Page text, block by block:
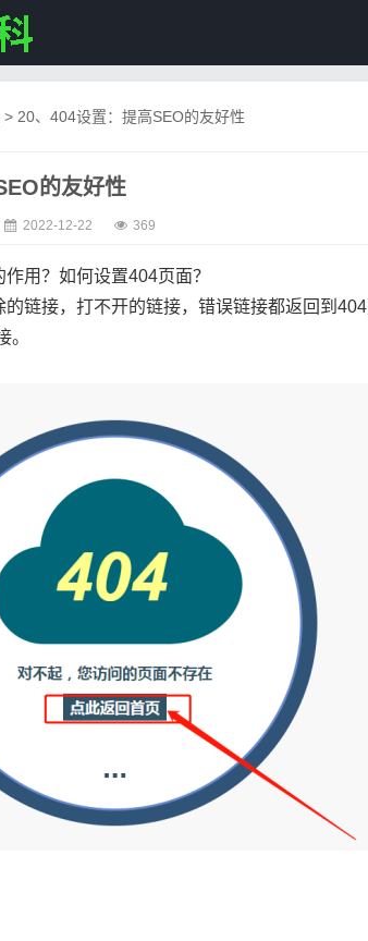
>20、404设置：提高SEO的友好性
的友好性
2022-12-22 369
用？如何设置404页面？
链接，打不开的链接，错误链接都返回到
。